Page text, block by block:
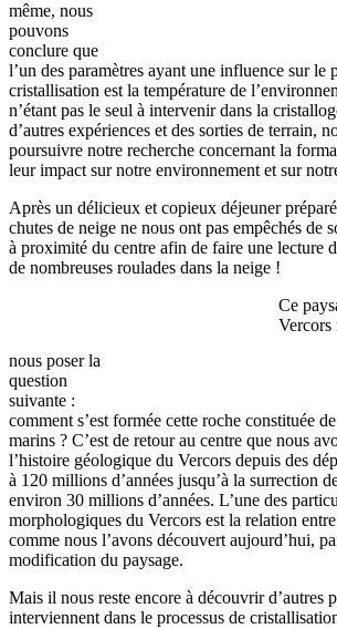
même, nous
pouvons
conclure que
l’un des paramètres ayant une influence sur le
cristallisation est la température de
n’étant pas le seul à intervenir dans la
d’autres expériences et des sorties de terrain,
poursuivre notre recherche concernant la
leur impact sur notre environnement et sur
Après un délicieux et copieux déjeuner
chutes de neige ne nous ont pas empêchés de
à proximité du centre afin de faire une lecture
de nombreuses roulades dans la neige !
Ce
Vercors
nous poser la
question
suivante :
comment s’est formée cette roche constituée
marins ? C’est de retour au centre que nous
l’histoire géologique du Vercors depuis des
à 120 millions d’années jusqu’à la surrection
environ 30 millions d’années. L’une des
morphologiques du Vercors est la relation
comme nous l’avons découvert aujourd’hui,
modification du paysage.
Mais il nous reste encore à découvrir d’autres
interviennent dans le processus de